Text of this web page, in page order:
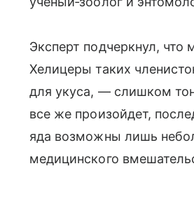
Эксперт подчеркнул, что
Хелицеры таких
для укуса, — слишком
все же произойдет,
яда возможны лишь
медицинского